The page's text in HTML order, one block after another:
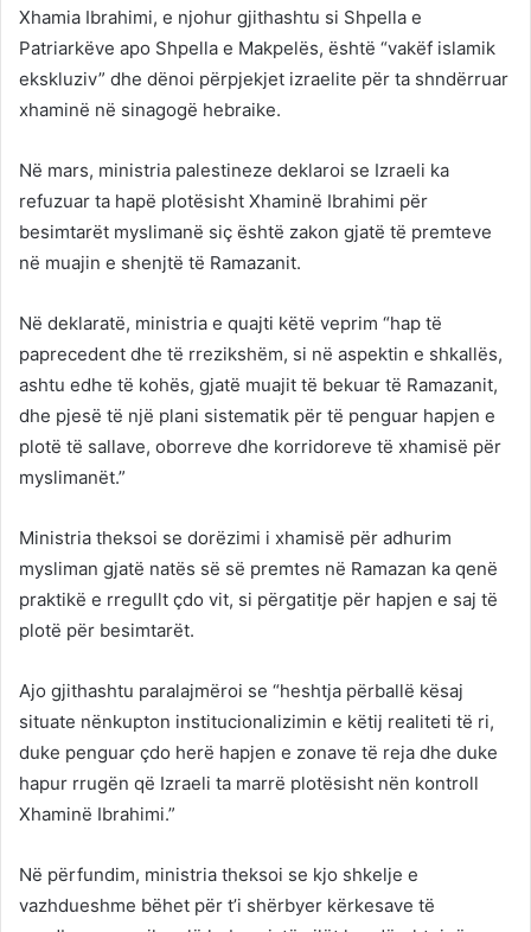
Xhamia Ibrahimi, e njohur gjithashtu si Shpella e
Patriarkëve apo Shpella e Makpelës, është “vakëf islamik
ekskluziv” dhe dënoi përpjekjet izraelite për ta shndërruar
xhaminë në sinagogë hebraike.
Në mars, ministria palestineze deklaroi se Izraeli ka
refuzuar ta hapë plotësisht Xhaminë Ibrahimi për
besimtarët myslimanë siç është zakon gjatë të premteve
në muajin e shenjtë të Ramazanit.
Në deklaratë, ministria e quajti këtë veprim “hap të
paprecedent dhe të rrezikshëm, si në aspektin e shkallës,
ashtu edhe të kohës, gjatë muajit të bekuar të Ramazanit,
dhe pjesë të një plani sistematik për të penguar hapjen e
plotë të sallave, oborreve dhe korridoreve të xhamisë për
myslimanët.”
Ministria theksoi se dorëzimi i xhamisë për adhurim
mysliman gjatë natës së së premtes në Ramazan ka qenë
praktikë e rregullt çdo vit, si përgatitje për hapjen e saj të
plotë për besimtarët.
Ajo gjithashtu paralajmëroi se “heshtja përballë kësaj
situate nënkupton institucionalizimin e këtij realiteti të ri,
duke penguar çdo herë hapjen e zonave të reja dhe duke
hapur rrugën që Izraeli ta marrë plotësisht nën kontroll
Xhaminë Ibrahimi.”
Në përfundim, ministria theksoi se kjo shkelje e
vazhdueshme bëhet për t’i shërbyer kërkesave të